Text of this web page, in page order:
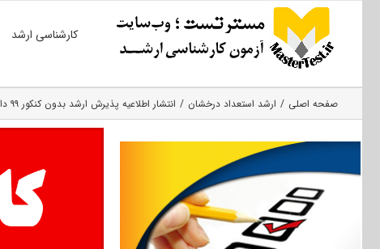
کارشناسی ارشد
صفحه اصلی ارشد استعداد درخشان انتشار اطلاعیه پذیرش ارشد بدون کنکور ۹۹ دانشگاه هنر تهران